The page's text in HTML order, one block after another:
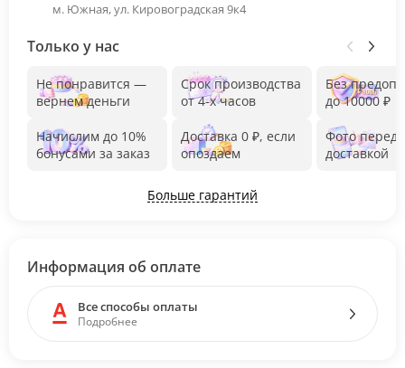
м. Южная, ул. Кировоградская 9к4
Только у нас
Не понравится —
вернем деньги
Начислим до 10%
бонусами за заказ
Срок производства
от 4-х часов
Доставка 0 ₽, если
опоздаем
Без
до 10000 ₽
Фото перед
доставкой
Больше гарантий
Информация об оплате
Все способы оплаты
Подробнее